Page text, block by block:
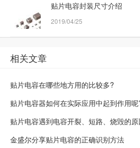
贴片电容封装尺寸介绍
2019/04/25
相关文章
贴片电容在哪些地方用的比较多?
贴片电容器如何在实际应用中起到作用呢
贴片电容遇到电容开裂、短路、烧毁的
金盛尔分享贴片电容的正确识别方法